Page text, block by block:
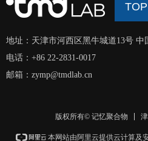
地址： 天津市河西区黑牛城道13号 中
电话： +86 22-2831-0017
邮箱： zymp@tmdlab.cn
TOP
版权所有© 记忆聚合物
本网站由阿里云提供云计算及